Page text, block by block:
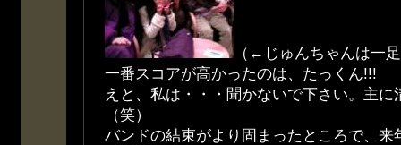
（←じゅんちゃんは一
一番スコアが高かったのは、たっくん!!!
えと、私は・・・聞かないで下さい。主
（笑）
バンドの結束がより固まったところで、来